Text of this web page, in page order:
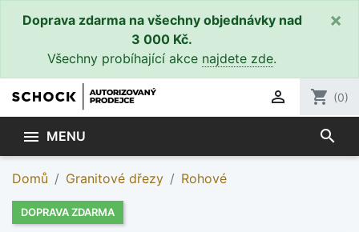
Doprava zdarma na všechny objednávky nad
3 000 Kč.
Všechny probíhající akce najdete zde.
×
 shopping_cart (0)
 MENU search
Domů Granitové dřezy Rohové
DOPRAVA ZDARMA